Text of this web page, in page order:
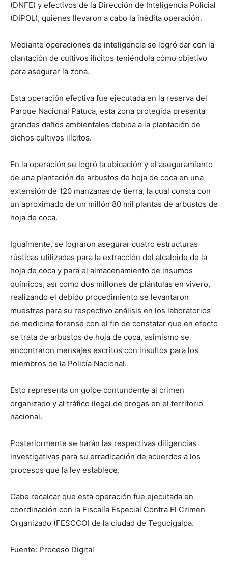
(DNFE) y efectivos de la Dirección de Inteligencia Policial
(DIPOL), quienes llevaron a cabo la inédita operación.
Mediante operaciones de inteligencia se logró dar con la
plantación de cultivos ilícitos teniéndola cómo objetivo
para asegurar la zona.
Esta operación efectiva fue ejecutada en la reserva del
Parque Nacional Patuca, esta zona protegida presenta
grandes daños ambientales debida a la plantación de
dichos cultivos ilícitos.
En la operación se logró la ubicación y el aseguramiento
de una plantación de arbustos de hoja de coca en una
extensión de 120 manzanas de tierra, la cual consta con
un aproximado de un millón 80 mil plantas de arbustos de
hoja de coca.
Igualmente, se lograron asegurar cuatro estructuras
rústicas utilizadas para la extracción del alcaloide de la
hoja de coca y para el almacenamiento de insumos
químicos, así como dos millones de plántulas en vivero,
realizando el debido procedimiento se levantaron
muestras para su respectivo análisis en los laboratorios
de medicina forense con el fin de constatar que en efecto
se trata de arbustos de hoja de coca, asimismo se
encontraron mensajes escritos con insultos para los
miembros de la Policía Nacional.
Esto representa un golpe contundente al crimen
organizado y al tráfico ilegal de drogas en el territorio
nacional.
Posteriormente se harán las respectivas diligencias
investigativas para su erradicación de acuerdos a los
procesos que la ley establece.
Cabe recalcar que esta operación fue ejecutada en
coordinación con la Fiscalía Especial Contra El Crimen
Organizado (FESCCO) de la ciudad de Tegucigalpa.
Fuente: Proceso Digital